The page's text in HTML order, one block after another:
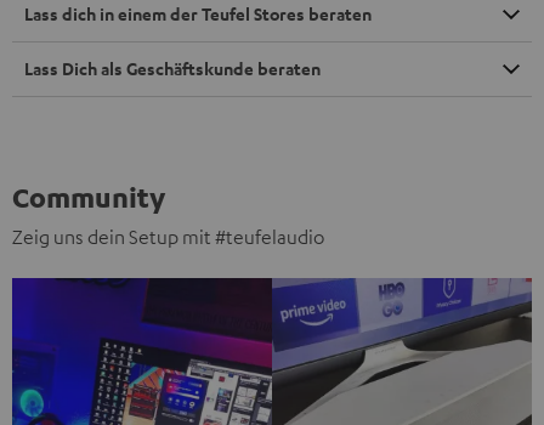
Lass dich in einem der Teufel Stores beraten
Lass Dich als Geschäftskunde beraten
Community
Zeig uns dein Setup mit #teufelaudio